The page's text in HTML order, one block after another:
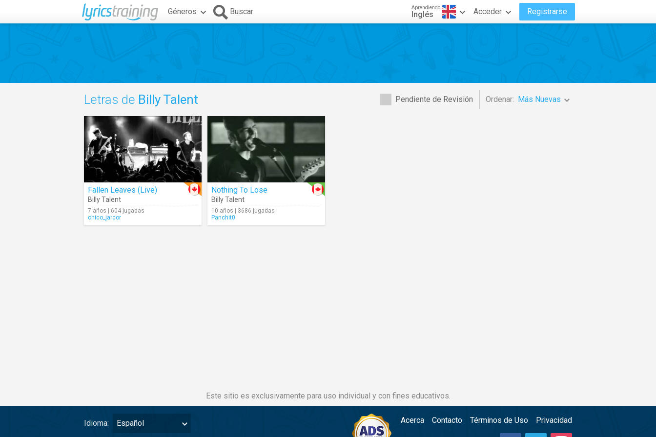
Géneros Buscar Aprendiendo
Inglés Acceder Registrarse
Pendiente de Revisión Ordenar: Más Nuevas
Letras de Billy Talent
Fallen Leaves (Live)
Billy Talent
7 años | 604 jugadas
chico_jarcor
Nothing To Lose
Billy Talent
10 años | 3686 jugadas
Panchit0
Este sitio es exclusivamente para uso individual y con fines educativos.
Idioma: Español Acerca Contacto Términos de Uso Privacidad